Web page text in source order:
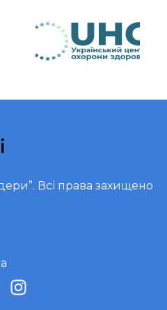
. Всі права захищено